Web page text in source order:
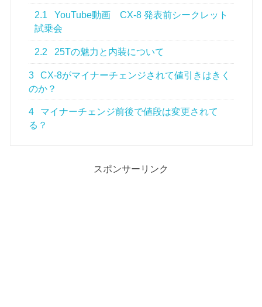
2.1
YouTube動画 CX-8 発表前シークレット
試乗会
2.2 25Tの魅力と内装について
3
CX-8がマイナーチェンジされて値引きはきく
のか？
4
マイナーチェンジ前後で値段は変更されて
る？
スポンサーリンク